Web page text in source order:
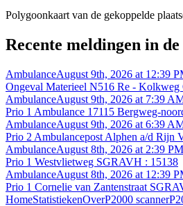
Polygoonkaart van de gekoppelde
Recente meldingen in
AmbulanceAugust 9th, 2026 at 12:39
Ongeval Materieel N516 Re - Kolkweg
AmbulanceAugust 9th, 2026 at 7:39
Prio 1 Ambulance 17115 Bergweg-
AmbulanceAugust 9th, 2026 at 6:39
Prio 2 Ambulancepost Alphen a/d Rijn
AmbulanceAugust 8th, 2026 at 2:39 PM
Prio 1 Westvlietweg SGRAVH : 15138
AmbulanceAugust 8th, 2026 at 12:39
Prio 1 Cornelie van Zantenstraat
HomeStatistiekenOverP2000 scanner